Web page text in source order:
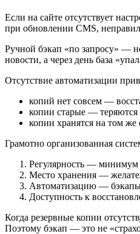
Если на сайте отсутствует
при обновлении CMS,
Ручной бэкап «по запросу» —
новости, а через день база
Отсутствие автоматизации
копий нет совсем —
копии старые —
копии хранятся на том же
Грамотно организованная
Регулярность — минимум
Место хранения —
Автоматизацию — бэкапы
Доступность к
Когда резервные копии
Поэтому бэкап — это не